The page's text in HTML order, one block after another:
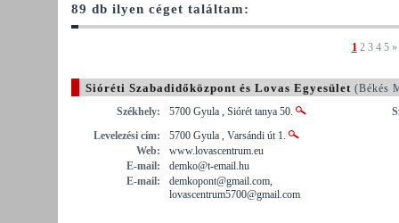
89 db ilyen céget találtam:
1 2 3 4 5 »
Sióréti Szabadidőközpont és Lovas Egyesület (Békés
Székhely:
5700 Gyula , Siórét tanya 50.
Levelezési cím:
5700 Gyula , Varsándi út 1.
Web:
www.lovascentrum.eu
E-mail:
demko@t-email.hu
E-mail:
demkopont@gmail.com,
lovascentrum5700@gmail.com